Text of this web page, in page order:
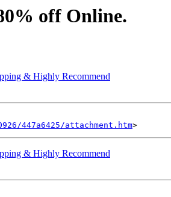
off Online.
& Highly Recommend
447a6425/attachment.htm
& Highly Recommend